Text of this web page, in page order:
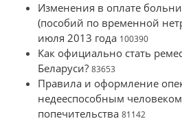
Изменения в оплате
(пособий по временной
июля 2013 года 100390
Как официально стать
Беларуси? 83653
Правила и оформление
недееспособным
попечительства 81142